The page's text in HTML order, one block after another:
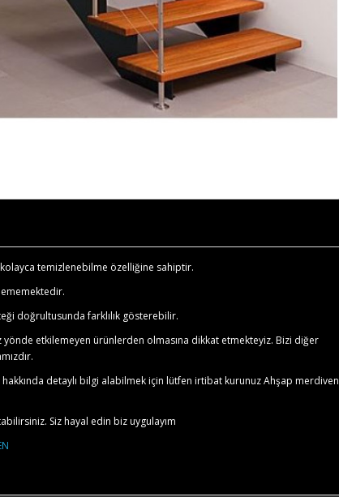
temizlenebilme özelliğine sahiptir.
doğrultusunda farklılık gösterebilir.
yönde etkilemeyen ürünlerden olmasına dikkat etmekteyiz. Bizi diğer
detaylı bilgi alabilmek için lütfen irtibat kurunuz Ahşap merdiven
Siz hayal edin biz uygulayım